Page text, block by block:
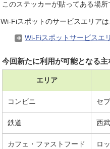
このステッカーが貼ってある場所
Wi-Fiスポットのサービスエリア
Wi-Fiスポットサービスエ
今回新たに利用が可能となる主
エリア
コンビニ セ
鉄道 西
カフェ・ファストフード ロ